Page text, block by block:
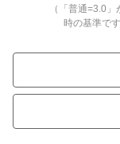
（「普通=3.0」
時の基準です